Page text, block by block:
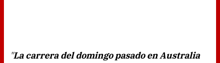
"La carrera del domingo pasado en Australia